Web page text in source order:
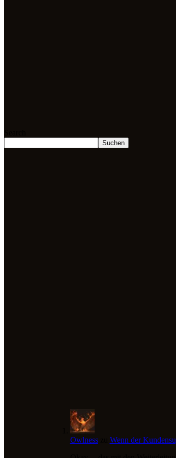
Suchen
Owlnesszu Wenn der